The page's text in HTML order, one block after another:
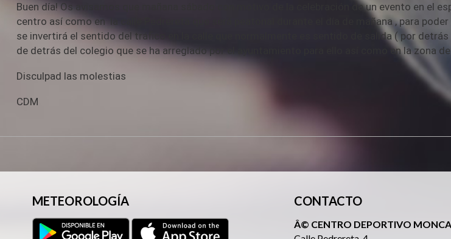
Buen día! Os avisamos que mañana sábado con motivo de la celebración de un evento en
centro así como en la calle Pedrereta que será peatonal durante el día de mañana , para
se invertirá el sentido del tráfico en la calle que normalmente es sentido de salida ( por
de detrás del colegio que se ha arreglado por el ayuntamiento para ello así como en la zona
Disculpad las molestias
CDM
METEOROLOGÍA CONTACTO
Â© CENTRO DEPORTIVO